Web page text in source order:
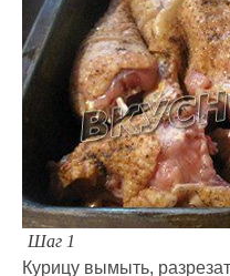
Шаг 1
Курицу вымыть,